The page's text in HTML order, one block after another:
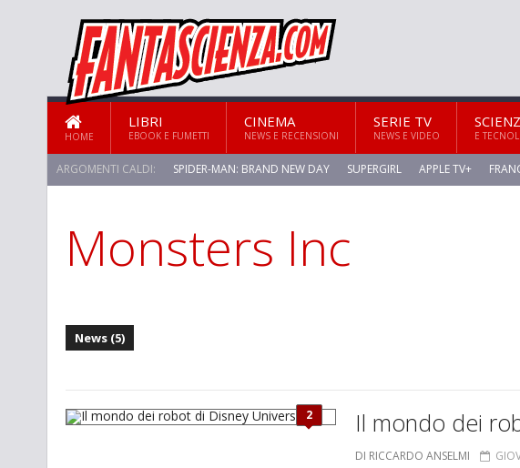
HOME
LIBRI
EBOOK E FUMETTI
CINEMA
NEWS E RECENSIONI
SERIE TV
NEWS E VIDEO E
ARGOMENTI CALDI: SPIDER-MAN: BRAND NEW DAY SUPERGIRL APPLE TV+
Monsters Inc
News (5)
2 Il mondo dei
DI RICCARDO ANSELMI